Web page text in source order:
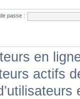
passe :
en
actifs